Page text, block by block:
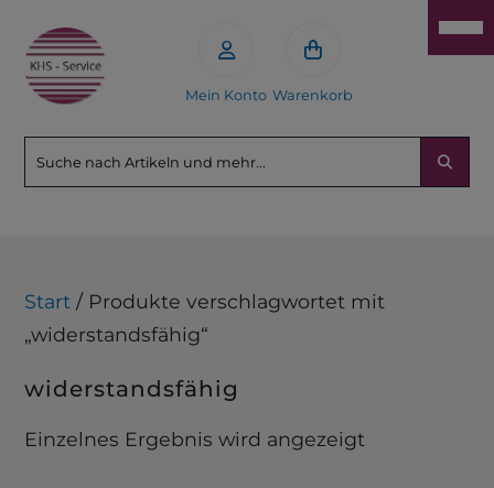
Mein Konto Warenkorb
Start / Produkte verschlagwortet mit
„widerstandsfähig“
widerstandsfähig
Einzelnes Ergebnis wird angezeigt